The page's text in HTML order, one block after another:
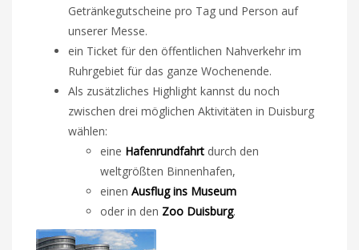
Getränkegutscheine pro Tag und Person auf
unserer Messe.
ein Ticket für den öffentlichen Nahverkehr im
Ruhrgebiet für das ganze Wochenende.
Als zusätzliches Highlight kannst du noch
zwischen drei möglichen Aktivitäten in Duisburg
wählen:
eine Hafenrundfahrt durch den
weltgrößten Binnenhafen,
einen Ausflug ins Museum
oder in den Zoo Duisburg.